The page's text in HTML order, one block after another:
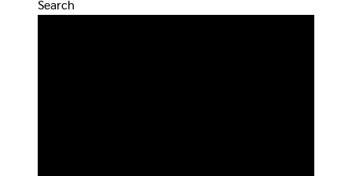
Search